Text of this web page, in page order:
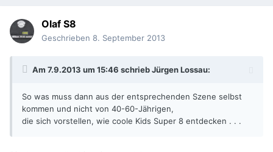
Olaf S8
Geschrieben 8. September 2013
Am 7.9.2013 um 15:46 schrieb Jürgen Lossau:
So was muss dann aus der entsprechenden Szene selbst
kommen und nicht von 40-60-Jährigen,
die sich vorstellen, wie coole Kids Super 8 entdecken . . .